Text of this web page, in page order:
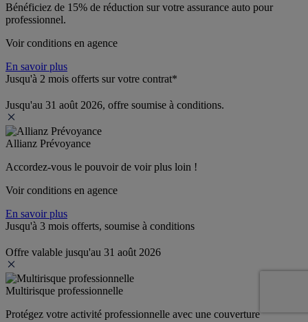
Bénéficiez de 15% de réduction sur votre assurance auto pour
professionnel.
Voir conditions en agence
En savoir plus
Jusqu'à 2 mois offerts sur votre contrat*
Jusqu'au 31 août 2026, offre soumise à conditions.
Allianz Prévoyance
Accordez-vous le pouvoir de voir plus loin !
Voir conditions en agence
En savoir plus
Jusqu'à 3 mois offerts, soumise à conditions
Offre valable jusqu'au 31 août 2026
Multirisque professionnelle
Protégez votre activité professionnelle avec une couverture